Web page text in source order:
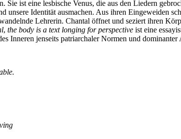
ist eine lesbische Venus, die aus den Liedern
Identität ausmachen. Aus ihren Eingeweiden
Lehrerin. Chantal öffnet und seziert ihren
, the body is a text longing for perspective ist eine
Inneren jenseits patriarchaler Normen und